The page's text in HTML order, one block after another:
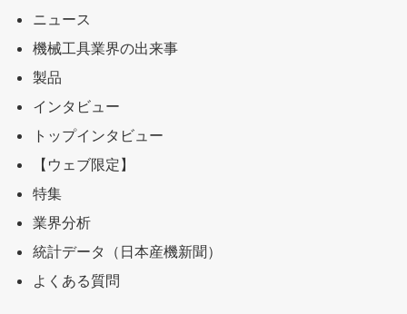
ニュース
機械工具業界の出来事
製品
インタビュー
トップインタビュー
【ウェブ限定】
特集
業界分析
統計データ（日本産機新聞）
よくある質問